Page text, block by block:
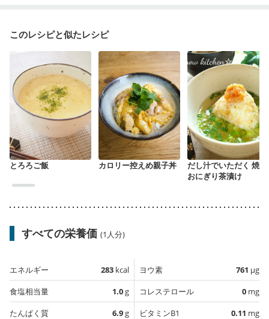
このレシピと似たレシピ
とろろご飯 カロリー控えめ親子丼
だし汁でいただく 焼き
おにぎり茶漬け
すべての栄養価 (1人分)
エネルギー 283 kcal
食塩相当量
1.0g
たんぱく質
6.9g
ヨウ素 761 µg
コレステロール
0 mg
ビタミンB1
0.11 mg